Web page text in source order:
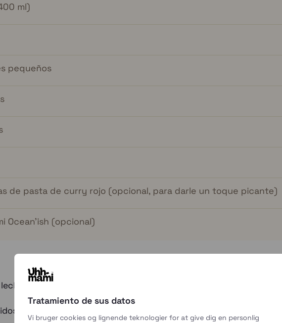
ml)
pequeños
de pasta de curry rojo (opcional, para darle un toque picante)
Ocean'ish (opcional)
de coco, agua, pasta de curry y verduras.
y sirva.
Tratamiento de sus datos
Vi bruger cookies og lignende teknologier for at give dig en personlig